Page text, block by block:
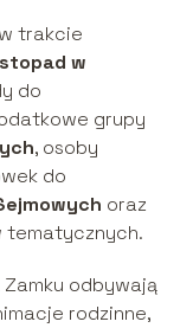
trakcie
w
do
grupy
, osoby
do
oraz
tematycznych.
odbywają
rodzinne,